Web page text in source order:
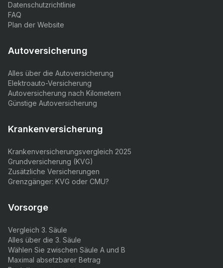
Datenschutzrichtlinie
FAQ
Plan der Website
Autoversicherung
Alles über die Autoversicherung
Elektroauto-Versicherung
Autoversicherung nach Kilometern
Günstige Autoversicherung
Krankenversicherung
Krankenversicherungsvergleich 2025
Grundversicherung (KVG)
Zusätzliche Versicherungen
Grenzgänger: KVG oder CMU?
Vorsorge
Vergleich 3. Säule
Alles über die 3. Säule
Wählen Sie zwischen Säule A und B
Maximal absetzbarer Betrag